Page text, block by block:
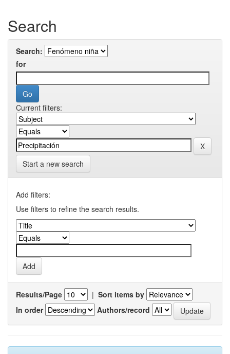
Search
Search:
for
Current filters:
Start a new search
Add filters:
Use filters to refine the search results.
Results/Page | Sort items by
In order
Authors/record